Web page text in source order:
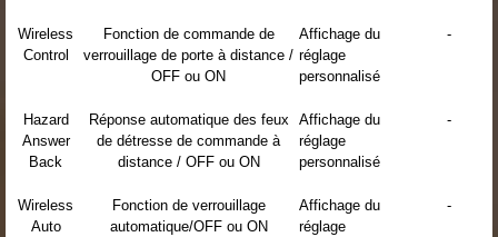
Wireless
Control
Fonction de commande de
verrouillage de porte à distance /
OFF ou ON
Affichage du
réglage
personnalisé
-
Hazard
Answer
Back
Réponse automatique des feux
de détresse de commande à
distance / OFF ou ON
Affichage du
réglage
personnalisé
-
Wireless
Auto
Fonction de verrouillage
automatique/OFF ou ON
Affichage du
réglage
-